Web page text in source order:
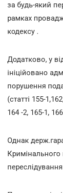
за будь-який
рамках
кодексу .
Додатково, у
ініційовано
порушення
(статті 155-
164 -2, 165-1,
Однак
Кримінального